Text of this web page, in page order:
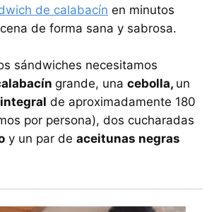
de calabacín en minutos
de forma sana y sabrosa.
sándwiches necesitamos
grande, una cebolla, un
de aproximadamente 180
por persona), dos cucharadas
y un par de aceitunas negras